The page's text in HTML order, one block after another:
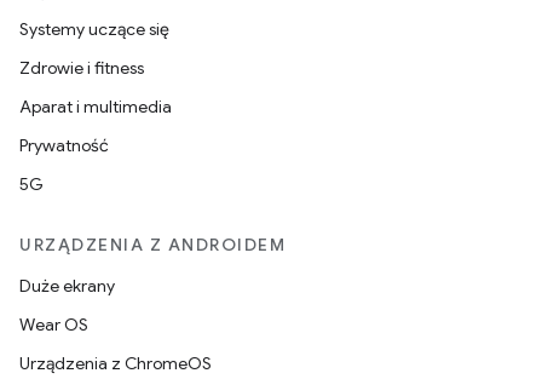
Systemy uczące się
Zdrowie i fitness
Aparat i multimedia
Prywatność
5G
URZĄDZENIA Z ANDROIDEM
Duże ekrany
Wear OS
Urządzenia z ChromeOS